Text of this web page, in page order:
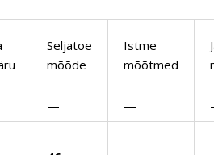
Seljatoe
mõõde
Istme
mõõtmed
— —